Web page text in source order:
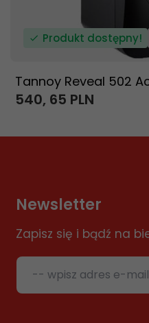
Produkt dostępny!
Tannoy Reveal 502
540, 65 PLN
Newsletter
Zapisz się i bądź na
-- wpisz adres e-